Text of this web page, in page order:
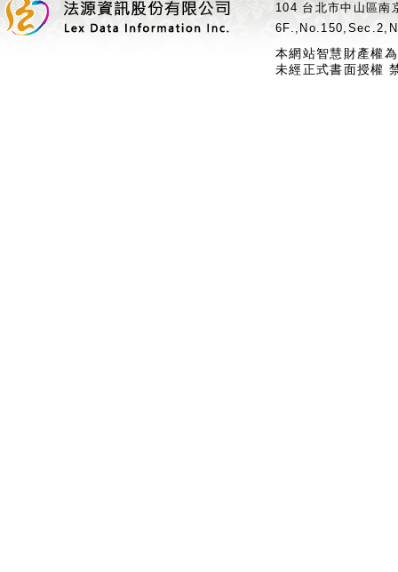
104 台北市中山區
本網站智慧財產權
未經正式書面授權